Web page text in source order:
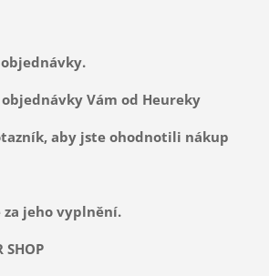
Vám od Heureky
aby jste ohodnotili nákup
jeho vyplnění.